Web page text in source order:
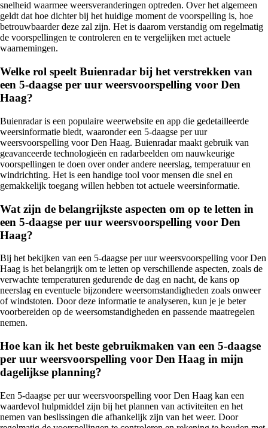
snelheid waarmee weersveranderingen optreden. Over het algemeen
geldt dat hoe dichter bij het huidige moment de voorspelling is, hoe
betrouwbaarder deze zal zijn. Het is daarom verstandig om regelmatig
de voorspellingen te controleren en te vergelijken met actuele
waarnemingen.
Welke rol speelt Buienradar bij het verstrekken van
een 5-daagse per uur weersvoorspelling voor Den
Haag?
Buienradar is een populaire weerwebsite en app die gedetailleerde
weersinformatie biedt, waaronder een 5-daagse per uur
weersvoorspelling voor Den Haag. Buienradar maakt gebruik van
geavanceerde technologieën en radarbeelden om nauwkeurige
voorspellingen te doen over onder andere neerslag, temperatuur en
windrichting. Het is een handige tool voor mensen die snel en
gemakkelijk toegang willen hebben tot actuele weersinformatie.
Wat zijn de belangrijkste aspecten om op te letten in
een 5-daagse per uur weersvoorspelling voor Den
Haag?
Bij het bekijken van een 5-daagse per uur weersvoorspelling voor Den
Haag is het belangrijk om te letten op verschillende aspecten, zoals de
verwachte temperaturen gedurende de dag en nacht, de kans op
neerslag en eventuele bijzondere weersomstandigheden zoals onweer
of windstoten. Door deze informatie te analyseren, kun je je beter
voorbereiden op de weersomstandigheden en passende maatregelen
nemen.
Hoe kan ik het beste gebruikmaken van een 5-daagse
per uur weersvoorspelling voor Den Haag in mijn
dagelijkse planning?
Een 5-daagse per uur weersvoorspelling voor Den Haag kan een
waardevol hulpmiddel zijn bij het plannen van activiteiten en het
nemen van beslissingen die afhankelijk zijn van het weer. Door